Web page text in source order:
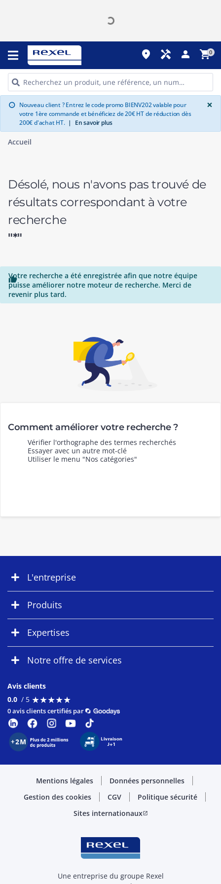
place handyman person shopping_cart0
info Nouveau client ? Entrez le code promo BIENV202 valable pour
votre 1ère commande et bénéficiez de 20€ HT de réduction dès
200€ d'achat HT. | En savoir plus
×
Accueil
Désolé, nous n'avons pas trouvé de
résultats correspondant à votre
recherche
"*"

Votre recherche a été enregistrée afin que notre équipe
puisse améliorer notre moteur de recherche. Merci de
revenir plus tard.
Comment améliorer votre recherche ?
Vérifier l'orthographe des termes recherchés
Essayer avec un autre mot-clé
Utiliser le menu "Nos catégories"
L'entreprise
Produits
Expertises
Notre offre de services
Avis clients
0.0 / 5 ★★★★★
★★★★★
0 avis clients certifiés par
Mentions légales
Données personnelles
Gestion des cookies
CGV
Politique sécurité
Sites internationauxopen_in_new
Une entreprise du groupe Rexel